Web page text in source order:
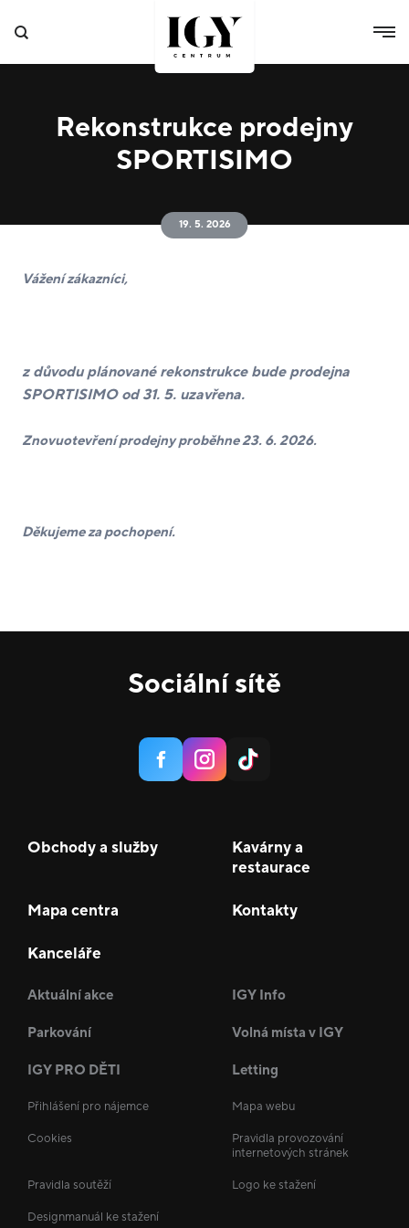
Rekonstrukce prodejny
SPORTISIMO
19. 5. 2026
Vážení zákazníci,
z důvodu plánované rekonstrukce bude prodejna
SPORTISIMO od 31. 5. uzavřena.
Znovuotevření prodejny proběhne 23. 6. 2026.
Děkujeme za pochopení.
Sociální sítě
Obchody a služby
Kavárny a
restaurace
Mapa centra Kontakty
Kanceláře
Aktuální akce IGY Info
Parkování Volná místa v IGY
IGY PRO DĚTI Letting
Přihlášení pro nájemce Mapa webu
Cookies
Pravidla provozování
internetových stránek
Pravidla soutěží Logo ke stažení
Designmanuál ke stažení